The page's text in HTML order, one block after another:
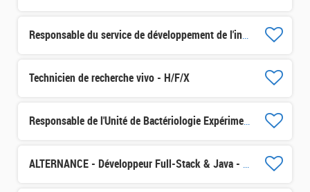
Responsable du service de développement de l'innovation H/F/X
Technicien de recherche vivo - H/F/X
Responsable de l'Unité de Bactériologie Expérimentale (UBE) - IP Madagascar H/F/X
ALTERNANCE - Développeur Full-Stack & Java - H/F/X